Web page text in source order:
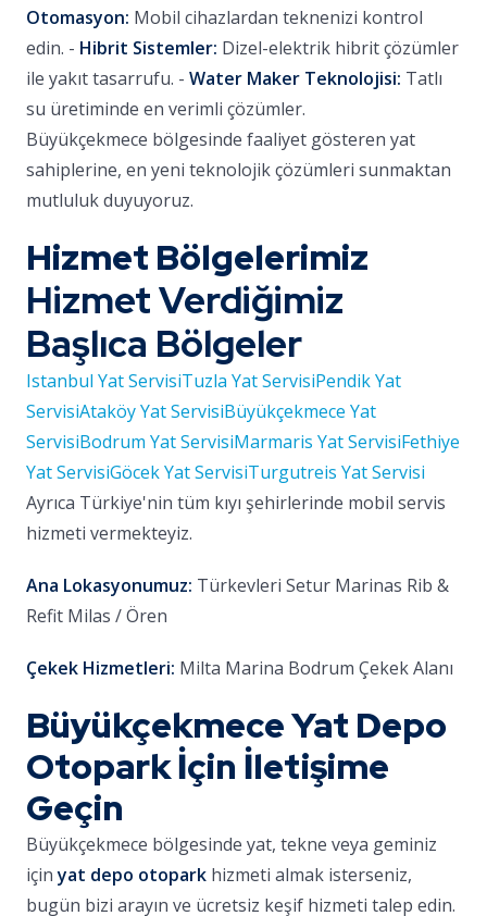
Otomasyon: Mobil cihazlardan teknenizi kontrol
edin. - Hibrit Sistemler: Dizel-elektrik hibrit çözümler
ile yakıt tasarrufu. - Water Maker Teknolojisi: Tatlı
su üretiminde en verimli çözümler.
Büyükçekmece bölgesinde faaliyet gösteren yat
sahiplerine, en yeni teknolojik çözümleri sunmaktan
mutluluk duyuyoruz.
Hizmet Bölgelerimiz
Hizmet Verdiğimiz
Başlıca Bölgeler
Istanbul Yat ServisiTuzla Yat ServisiPendik Yat
ServisiAtaköy Yat ServisiBüyükçekmece Yat
ServisiBodrum Yat ServisiMarmaris Yat ServisiFethiye
Yat ServisiGöcek Yat ServisiTurgutreis Yat Servisi
Ayrıca Türkiye'nin tüm kıyı şehirlerinde mobil servis
hizmeti vermekteyiz.
Ana Lokasyonumuz: Türkevleri Setur Marinas Rib &
Refit Milas / Ören
Çekek Hizmetleri: Milta Marina Bodrum Çekek Alanı
Büyükçekmece Yat Depo
Otopark İçin İletişime
Geçin
Büyükçekmece bölgesinde yat, tekne veya geminiz
içinyat depo otopark hizmeti almak isterseniz,
bugün bizi arayın ve ücretsiz keşif hizmeti talep edin.